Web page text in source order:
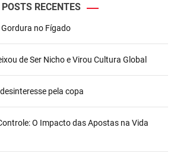
POSTS RECENTES
no Fígado
de Ser Nicho e Virou Cultura Global
pela copa
O Impacto das Apostas na Vida